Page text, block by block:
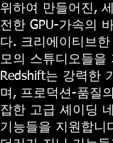
위하여 만들어진,
전한 GPU-가속의
다. 크리에이티브
모의 스튜디오들을
Redshift는 강력한
며, 프로덕션-품질
잡한 고급 셰이딩
기능들을 지원합니